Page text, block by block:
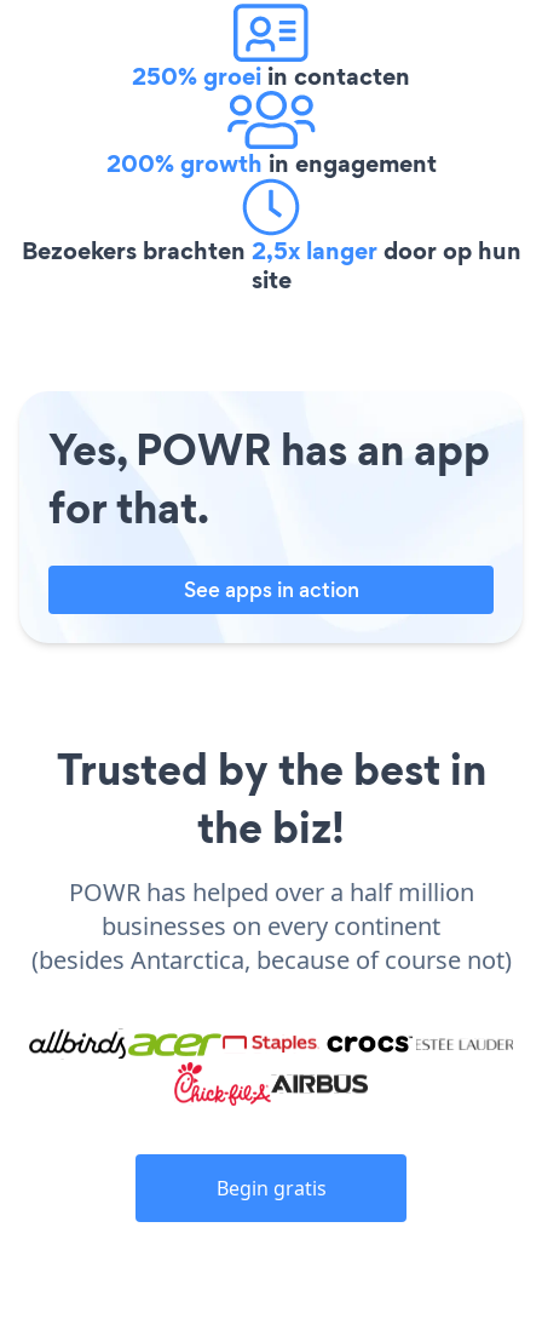
250% groei in contacten
200% growth in engagement
Bezoekers brachten 2,5x langerdoor op hun
site
Yes, POWR has an app
for that.
See apps in action
Trusted by the best in
the biz!
POWR has helped over a half million
businesses on every continent
(besides Antarctica, because of course not)
Begin gratis